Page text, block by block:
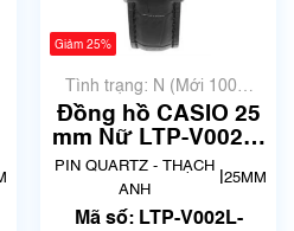
Giảm 25%
Tình trạng: N (Mới 100%
chưa qua sử dụng)
Đồng hồ CASIO 25
mm Nữ LTP-V002L-
1BUDF
PIN QUARTZ - THẠCH
ANH
25MM
Mã số: LTP-V002L-